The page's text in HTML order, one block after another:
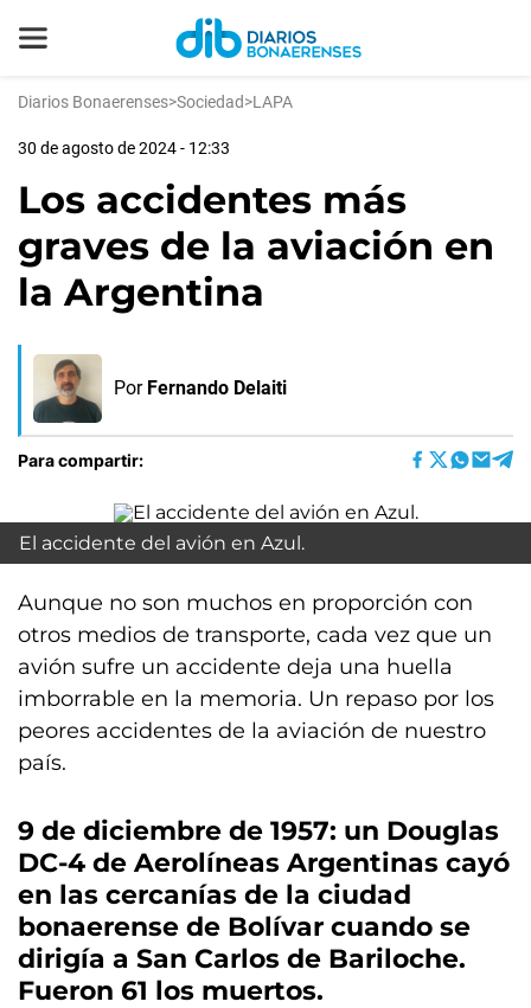
Diarios Bonaerenses>Sociedad>LAPA
30 de agosto de 2024 - 12:33
Los accidentes más
graves de la aviación en
la Argentina
Por Fernando Delaiti
Para compartir:
El accidente del avión en Azul.
Aunque no son muchos en proporción con
otros medios de transporte, cada vez que un
avión sufre un accidente deja una huella
imborrable en la memoria. Un repaso por los
peores accidentes de la aviación de nuestro
país.
9 de diciembre de 1957: un Douglas
DC-4 de Aerolíneas Argentinas cayó
en las cercanías de la ciudad
bonaerense de Bolívar cuando se
dirigía a San Carlos de Bariloche.
Fueron 61 los muertos.